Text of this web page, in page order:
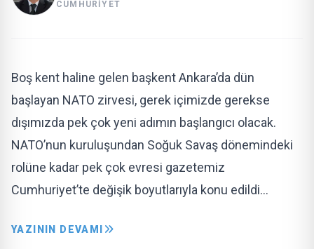
CUMHURIYET
Boş kent haline gelen başkent Ankara’da dün
başlayan NATO zirvesi, gerek içimizde gerekse
dışımızda pek çok yeni adımın başlangıcı olacak.
NATO’nun kuruluşundan Soğuk Savaş dönemindeki
rolüne kadar pek çok evresi gazetemiz
Cumhuriyet’te değişik boyutlarıyla konu edildi…
YAZININ DEVAMI